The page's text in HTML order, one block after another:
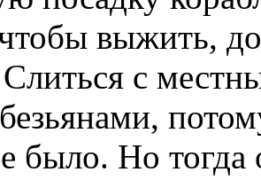
выжить,
Слиться с
было. Но тогда